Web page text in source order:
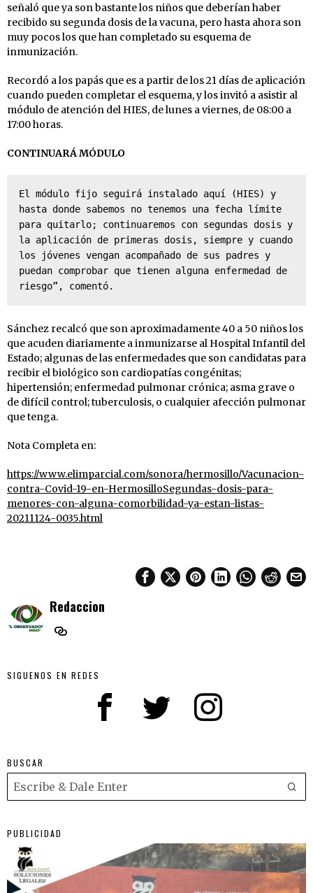
señaló que ya son bastante los niños que deberían haber
recibido su segunda dosis de la vacuna, pero hasta ahora son
muy pocos los que han completado su esquema de
inmunización.
Recordó a los papás que es a partir de los 21 días de aplicación
cuando pueden completar el esquema, y los invitó a asistir al
módulo de atención del HIES, de lunes a viernes, de 08:00 a
17:00 horas.
CONTINUARÁ MÓDULO
El módulo fijo seguirá instalado aquí (HIES) y
hasta donde sabemos no tenemos una fecha límite
para quitarlo; continuaremos con segundas dosis y
la aplicación de primeras dosis, siempre y cuando
los jóvenes vengan acompañado de sus padres y
puedan comprobar que tienen alguna enfermedad de
riesgo”, comentó.
Sánchez recalcó que son aproximadamente 40 a 50 niños los
que acuden diariamente a inmunizarse al Hospital Infantil del
Estado; algunas de las enfermedades que son candidatas para
recibir el biológico son cardiopatías congénitas;
hipertensión; enfermedad pulmonar crónica; asma grave o
de difícil control; tuberculosis, o cualquier afección pulmonar
que tenga.
Nota Completa en:
https://www.elimparcial.com/sonora/hermosillo/Vacunacion-
contra-Covid-19-en-HermosilloSegundas-dosis-para-
menores-con-alguna-comorbilidad-ya-estan-listas-
20211124-0035.html
Redaccion
SIGUENOS EN REDES
BUSCAR
PUBLICIDAD